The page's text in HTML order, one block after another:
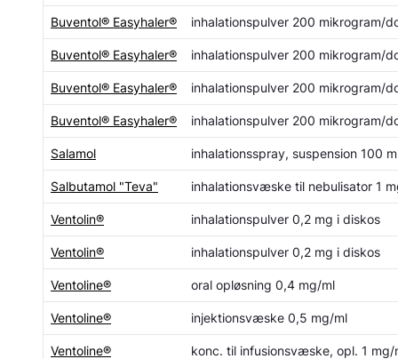
Buventol® Easyhaler® inhalationspulver 200 mikrogram/
Buventol® Easyhaler® inhalationspulver 200 mikrogram/
Buventol® Easyhaler® inhalationspulver 200 mikrogram/
Buventol® Easyhaler® inhalationspulver 200 mikrogram/
Salamol inhalationsspray, suspension 100
Salbutamol "Teva" inhalationsvæske til nebulisator 1
Ventolin® inhalationspulver 0,2 mg i diskos
Ventolin® inhalationspulver 0,2 mg i diskos
Ventoline® oral opløsning 0,4 mg/ml
Ventoline® injektionsvæske 0,5 mg/ml
Ventoline® konc. til infusionsvæske, opl. 1 mg/